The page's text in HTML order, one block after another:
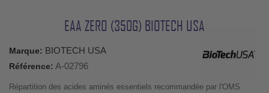
EAA ZERO (350G) BIOTECH USA
Marque: BIOTECH USA
Référence: A-02796
Répartition des acides aminés essentiels recommandée par l'OMS